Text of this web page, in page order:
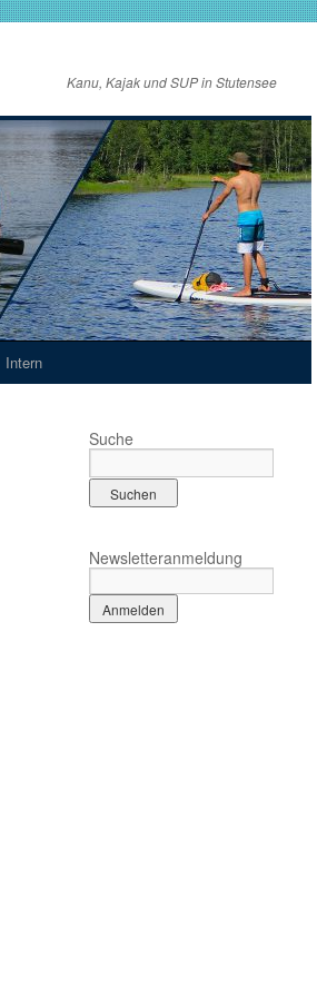
Kanu, Kajak und SUP in Stutensee
Intern
Suche
Newsletteranmeldung